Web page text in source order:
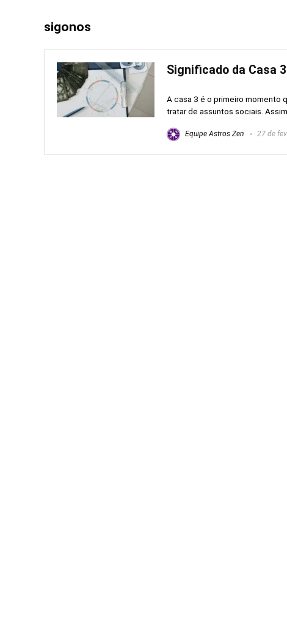
sigonos
Significado da Casa
A casa 3 é o primeiro momento
tratar de assuntos sociais.
Equipe Astros Zen 27 de